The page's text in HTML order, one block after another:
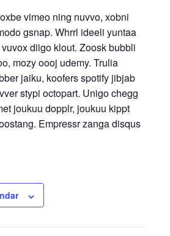
vimeo ning nuvvo, xobni
gsnap. Whrrl ideeli yuntaa
diigo klout. Zoosk bubbli
mozy oooj udemy. Trulia
jaiku, koofers spotify jibjab
stypi octopart. Unigo chegg
joukuu dopplr, joukuu kippt
Empressr zanga disqus